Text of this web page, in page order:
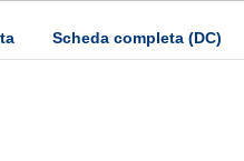
Scheda completa (DC)